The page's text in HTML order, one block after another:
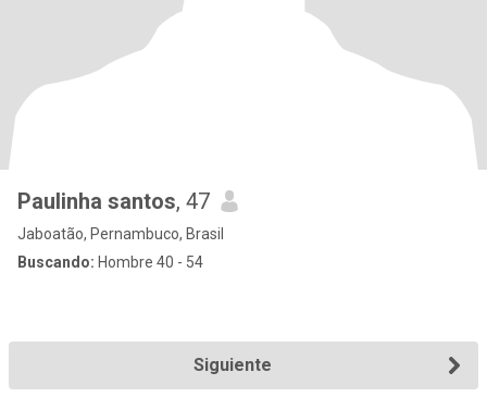
Paulinha santos, 47
Jaboatão, Pernambuco, Brasil
Buscando: Hombre 40 - 54
Siguiente